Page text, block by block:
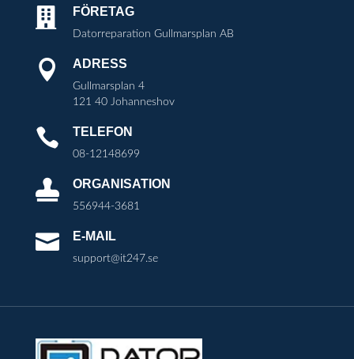
 FÖRETAG
Datorreparation Gullmarsplan AB
 ADRESS
Gullmarsplan 4
121 40 Johanneshov
 TELEFON
08-12148699
 ORGANISATION
556944-3681
 E-MAIL
support@it247.se